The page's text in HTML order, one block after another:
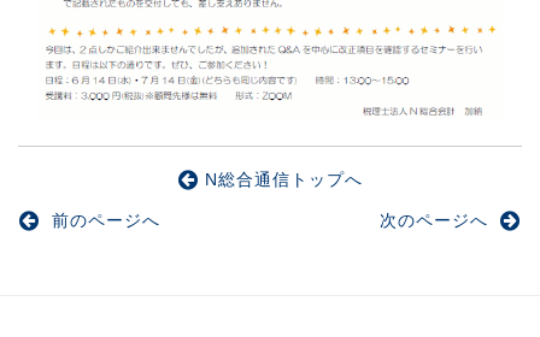
N総合通信トップへ
前のページへ 次のページへ